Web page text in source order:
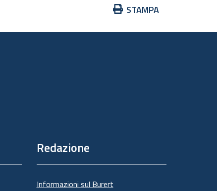
Azioni
documento
STAMPA
Redazione
Informazioni sul Burert